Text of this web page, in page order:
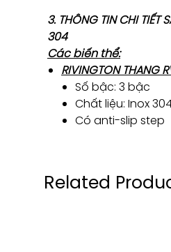
3. THÔNG TIN CHI TIẾT
304
Các biến thể:
RIVINGTON THANG
Số bậc: 3 bậc
Chất liệu: Inox
Có anti-slip step
Related